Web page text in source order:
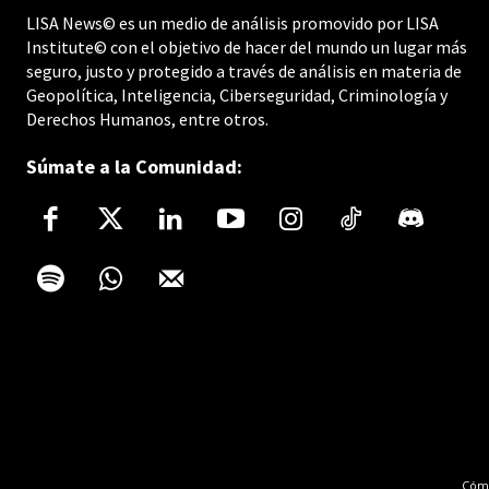
LISA News© es un medio de análisis promovido por LISA
Institute© con el objetivo de hacer del mundo un lugar más
seguro, justo y protegido a través de análisis en materia de
Geopolítica, Inteligencia, Ciberseguridad, Criminología y
Derechos Humanos, entre otros.
Súmate a la Comunidad: